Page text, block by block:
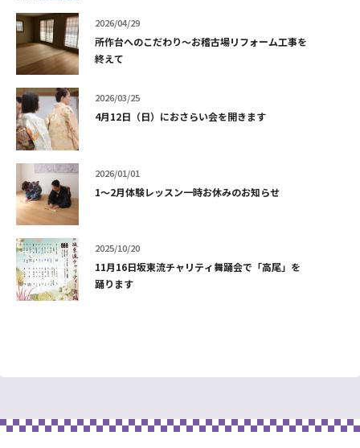
2026/04/29
所作台へのこだわり～お稽古場リフォーム工事を
終えて
2026/03/25
4月12日（日）におさらい会を開きます
2026/01/01
1～2月体験レッスン一時お休みのお知らせ
2025/10/20
11月16日坂東流チャリティ舞踊会で「高尾」を
踊ります